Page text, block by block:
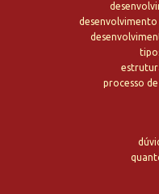
processo